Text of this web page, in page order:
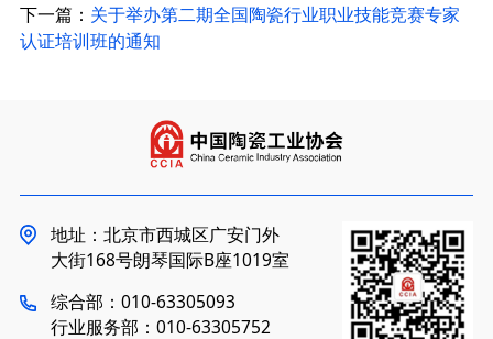
下一篇： 关于举办第二期全国陶瓷行业职业技能竞赛专家
认证培训班的通知
地址：北京市西城区广安门外
大街168号朗琴国际B座1019室
综合部：010-63305093
行业服务部：010-63305752